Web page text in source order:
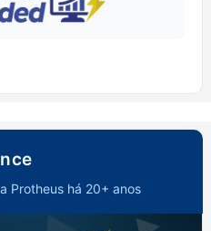
Protheus há 20+ anos